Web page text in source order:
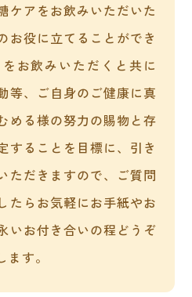
ケアをお飲みいただいた
お役に立てることができ
お飲みいただくと共に
等、ご自身のご健康に真
める様の努力の賜物と存
することを目標に、引き
ただきますので、ご質問
たらお気軽にお手紙やお
いお付き合いの程どうぞ
す。